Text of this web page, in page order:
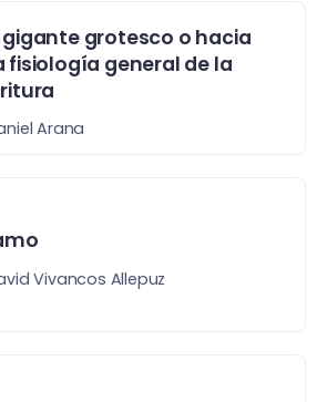
gigante grotesco o hacia
fisiología general de la
Arana
Vivancos Allepuz